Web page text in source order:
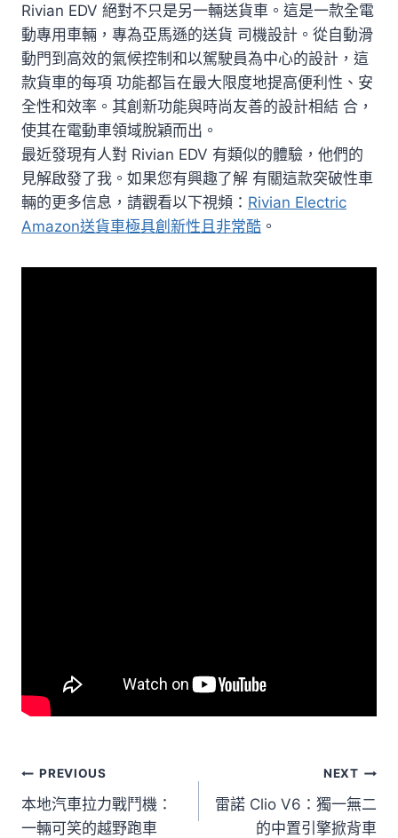
Rivian EDV 絕對不只是另一輛送貨車。這是一款全電
動專用車輛，專為亞馬遜的送貨 司機設計。從自動滑
動門到高效的氣候控制和以駕駛員為中心的設計，這
款貨車的每項 功能都旨在最大限度地提高便利性、安
全性和效率。其創新功能與時尚友善的設計相結 合，
使其在電動車領域脫穎而出。
最近發現有人對 Rivian EDV 有類似的體驗，他們的
見解啟發了我。如果您有興趣了解 有關這款突破性車
輛的更多信息，請觀看以下視頻： Rivian Electric
Amazon送貨車極具創新性且非常酷 。
文
章
PREVIOUS
本地汽車拉力戰鬥機：
一輛可笑的越野跑車
NEXT
雷諾 Clio V6：獨一無二
的中置引擎掀背車